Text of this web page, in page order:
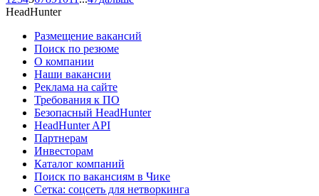
HeadHunter
Размещение вакансий
Поиск по резюме
О компании
Наши вакансии
Реклама на сайте
Требования к ПО
Безопасный HeadHunter
HeadHunter API
Партнерам
Инвесторам
Каталог компаний
Поиск по вакансиям в Чике
Сетка: соцсеть для нетворкинга